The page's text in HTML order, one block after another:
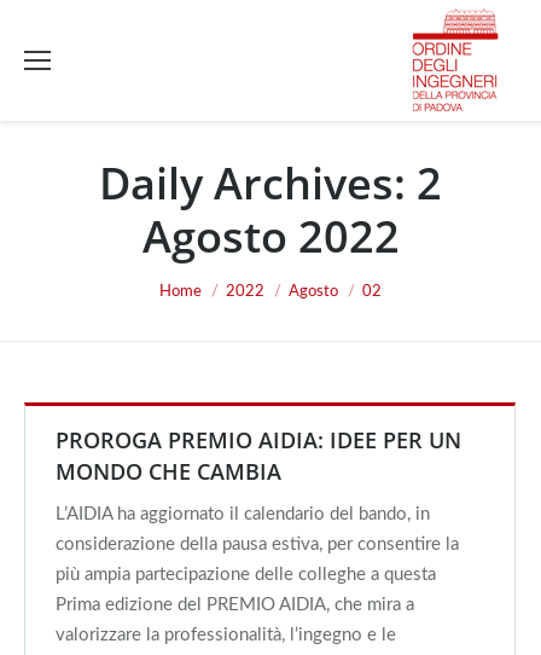
Daily Archives: 2
Agosto 2022
Home 2022 Agosto 02
PROROGA PREMIO AIDIA: IDEE PER UN
MONDO CHE CAMBIA
L’AIDIA ha aggiornato il calendario del bando, in
considerazione della pausa estiva, per consentire la
più ampia partecipazione delle colleghe a questa
Prima edizione del PREMIO AIDIA, che mira a
valorizzare la professionalità, l’ingegno e le